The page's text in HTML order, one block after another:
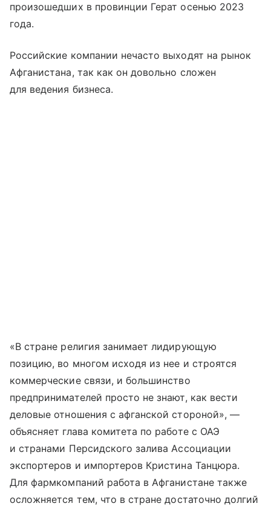
произошедших в провинции Герат осенью 2023
года.
Российские компании нечасто выходят на рынок
Афганистана, так как он довольно сложен
для ведения бизнеса.
«В стране религия занимает лидирующую
позицию, во многом исходя из нее и строятся
коммерческие связи, и большинство
предпринимателей просто не знают, как вести
деловые отношения с афганской стороной», —
объясняет глава комитета по работе с ОАЭ
и странами Персидского залива Ассоциации
экспортеров и импортеров Кристина Танцюра.
Для фармкомпаний работа в Афганистане также
осложняется тем, что в стране достаточно долгий